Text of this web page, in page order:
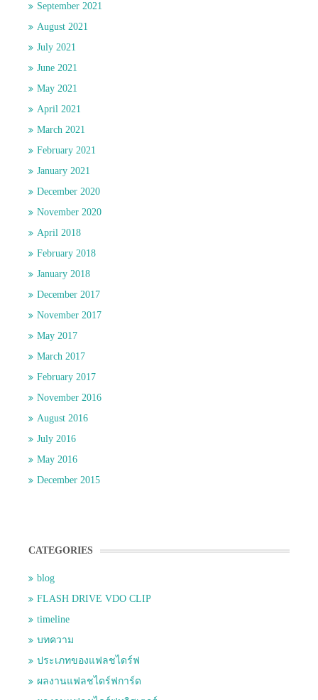
September 2021
August 2021
July 2021
June 2021
May 2021
April 2021
March 2021
February 2021
January 2021
December 2020
November 2020
April 2018
February 2018
January 2018
December 2017
November 2017
May 2017
March 2017
February 2017
November 2016
August 2016
July 2016
May 2016
December 2015
CATEGORIES
blog
FLASH DRIVE VDO CLIP
timeline
บทความ
ประเภทของแฟลชไดร์ฟ
ผลงานแฟลชไดร์ฟการ์ด